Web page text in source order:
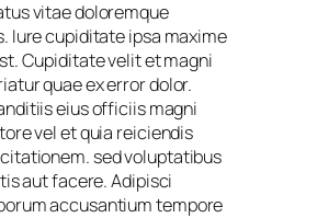
vitae doloremque
Iure cupiditate ipsa maxime
Cupiditate velit et magni
quae ex error dolor.
eius officiis magni
vel et quia reiciendis
sed voluptatibus
aut facere. Adipisci
accusantium tempore